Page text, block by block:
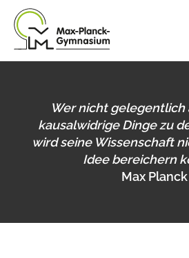
Wer nicht gelegentlich
kausalwidrige Dinge zu
wird seine Wissenschaft
Idee bereichern
Max Planck